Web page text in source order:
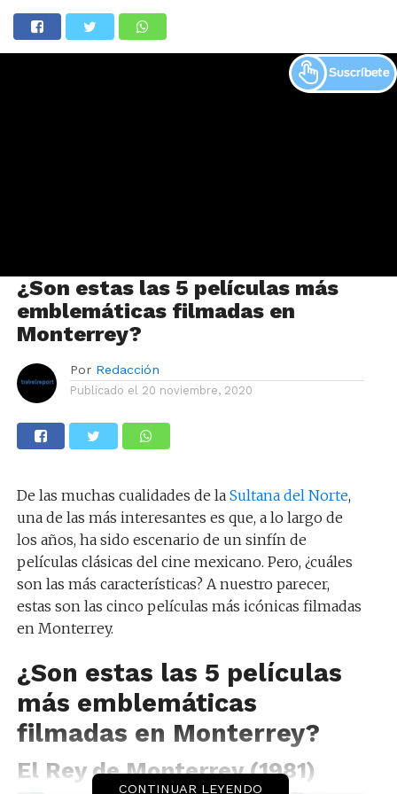
¿Son estas las 5 películas más
emblemáticas filmadas en
Monterrey?
Por Redacción
Publicado el 20 noviembre, 2020
De las muchas cualidades de la Sultana del Norte,
una de las más interesantes es que, a lo largo de
los años, ha sido escenario de un sinfín de
películas clásicas del cine mexicano. Pero, ¿cuáles
son las más características? A nuestro parecer,
estas son las cinco películas más icónicas filmadas
en Monterrey.
¿Son estas las 5 películas
más emblemáticas
filmadas en Monterrey?
El Rey de Monterrey (1981)
CONTINUAR LEYENDO